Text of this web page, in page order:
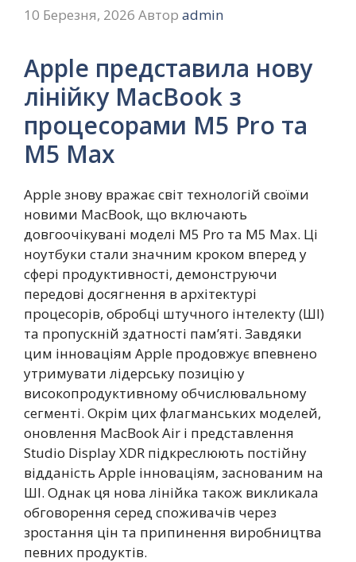
10 Березня, 2026 Автор admin
Apple представила нову
лінійку MacBook з
процесорами M5 Pro та
M5 Max
Apple знову вражає світ технологій своїми
новими MacBook, що включають
довгоочікувані моделі M5 Pro та M5 Max. Ці
ноутбуки стали значним кроком вперед у
сфері продуктивності, демонструючи
передові досягнення в архітектурі
процесорів, обробці штучного інтелекту (ШІ)
та пропускній здатності пам’яті. Завдяки
цим інноваціям Apple продовжує впевнено
утримувати лідерську позицію у
високопродуктивному обчислювальному
сегменті. Окрім цих флагманських моделей,
оновлення MacBook Air і представлення
Studio Display XDR підкреслюють постійну
відданість Apple інноваціям, заснованим на
ШІ. Однак ця нова лінійка також викликала
обговорення серед споживачів через
зростання цін та припинення виробництва
певних продуктів.